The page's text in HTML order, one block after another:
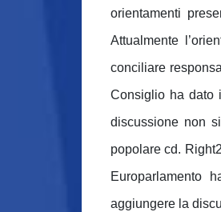
orientamenti
Attualmente
conciliare
Consiglio ha dato
discussione non
popolare cd.
Europarlamento
aggiungere la